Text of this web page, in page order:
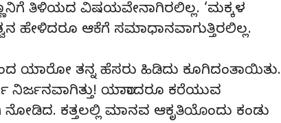
ತಿಳಿಯದ ವಿಷಯವೇನಾಗಿರಲಿಲ್ಲ. ‘ಮಕ್ಕಳ
ಹೇಳಿದರೂ ಆಕೆಗೆ ಸಮಾಧಾನವಾಗುತ್ತಿರಲಿಲ್ಲ.
ಯಾರೋ ತನ್ನ ಹೆಸರು ಹಿಡಿದು ಕೂಗಿದಂತಾಯಿತು.
ನಿರ್ಜನವಾಗಿತ್ತು! ಯಾರಾದರೂ ಕರೆಯುವ
ನೋಡಿದ. ಕತ್ತಲಲ್ಲಿ ಮಾನವ ಆಕೃತಿಯೊಂದು ಕಂಡು